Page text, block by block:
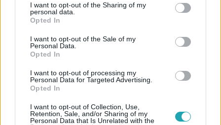
not limited to your visit or usage behaviour. You may click to
grant or deny consent to Google and its third-party tags to
use your data for below specified purposes in below Google
consent section.
I want to opt-out of the Sharing of my
personal data.
Opted In
I want to opt-out of the Sale of my
Personal Data.
Opted In
I want to opt-out of processing my
Personal Data for Targeted Advertising.
Opted In
I want to opt-out of Collection, Use,
Retention, Sale, and/or Sharing of my
Personal Data that Is Unrelated with the
Követem
FÓKUSZ #VIDEÓ #ADÁSRÉSZLETEK SZÍNES
KUTYA #ÁLLAT